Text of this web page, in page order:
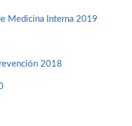
Medicina Interna 2019
2018